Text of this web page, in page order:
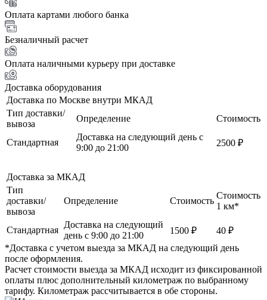
Оплата картами любого банка
Безналичный расчет
Оплата наличными курьеру при доставке
Доставка оборудования
Доставка по Москве внутри МКАД
Тип доставки/
вывоза
Определение Стоимость
Стандартная
Доставка на следующий день с
9:00 до 21:00
2500 ₽
Доставка за МКАД
Тип
доставки/
вывоза
Определение Стоимость
Стоимость
1 км*
Стандартная
Доставка на следующий
день с 9:00 до 21:00
1500 ₽
40 ₽
*Доставка с учетом выезда за МКАД на следующий день
после оформления.
Расчет стоимости выезда за МКАД исходит из фиксированной
оплаты плюс дополнительный километраж по выбранному
тарифу. Километраж рассчитывается в обе стороны.